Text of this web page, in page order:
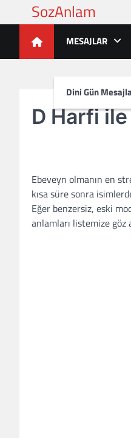
to
MESAJLAR
Dini Gün
D Harfi
Ebeveyn olmanın en
kısa süre sonra
Eğer benzersiz, eski
anlamları listemize göz